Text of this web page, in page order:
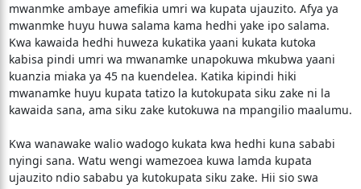
mwanmke ambaye amefikia umri wa kupata ujauzito. Afya ya
mwanmke huyu huwa salama kama hedhi yake ipo salama.
Kwa kawaida hedhi huweza kukatika yaani kukata kutoka
kabisa pindi umri wa mwanamke unapokuwa mkubwa yaani
kuanzia miaka ya 45 na kuendelea. Katika kipindi hiki
mwanamke huyu kupata tatizo la kutokupata siku zake ni la
kawaida sana, ama siku zake kutokuwa na mpangilio maalumu.
Kwa wanawake walio wadogo kukata kwa hedhi kuna sababi
nyingi sana. Watu wengi wamezoea kuwa lamda kupata
ujauzito ndio sababu ya kutokupata siku zake. Hii sio swa